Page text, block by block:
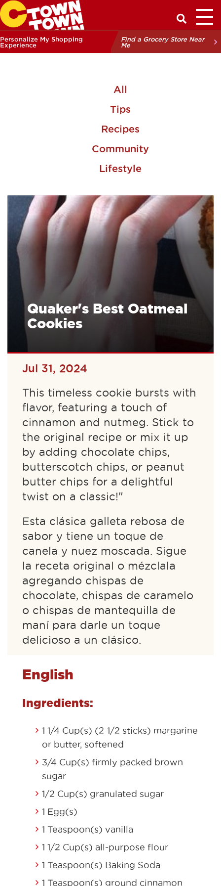
Have a
Personalize My Shopping
Experience
Find a Grocery Store Near
Me
All
Tips
Recipes
Community
Lifestyle
Quaker's Best Oatmeal
Cookies
Jul 31, 2024
This timeless cookie bursts with
flavor, featuring a touch of
cinnamon and nutmeg. Stick to
the original recipe or mix it up
by adding chocolate chips,
butterscotch chips, or peanut
butter chips for a delightful
twist on a classic!"
Esta clásica galleta rebosa de
sabor y tiene un toque de
canela y nuez moscada. Sigue
la receta original o mézclala
agregando chispas de
chocolate, chispas de caramelo
o chispas de mantequilla de
maní para darle un toque
delicioso a un clásico.
English
Ingredients:
1 1/4 Cup(s) (2-1/2 sticks) margarine
or butter, softened
3/4 Cup(s) firmly packed brown
sugar
1/2 Cup(s) granulated sugar
1 Egg(s)
1 Teaspoon(s) vanilla
1 1/2 Cup(s) all-purpose flour
1 Teaspoon(s) Baking Soda
1 Teaspoon(s) ground cinnamon